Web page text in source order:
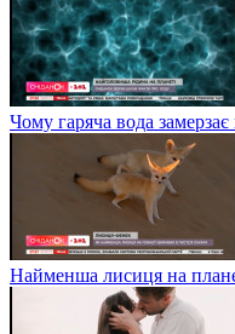
Чому гаряча вода
Найменша лисиця на